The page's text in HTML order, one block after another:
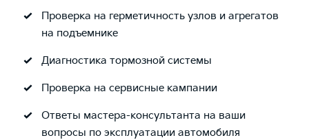
Проверка на герметичность узлов и агрегатов
на подъемнике
Диагностика тормозной системы
Проверка на сервисные кампании
Ответы мастера-консультанта на ваши
вопросы по эксплуатации автомобиля